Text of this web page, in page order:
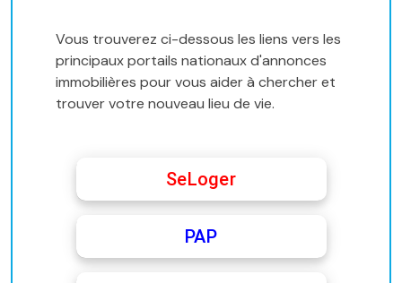
Vous trouverez ci-dessous les liens vers les
principaux portails nationaux d'annonces
immobilières pour vous aider à chercher et
trouver votre nouveau lieu de vie.
SeLoger
PAP